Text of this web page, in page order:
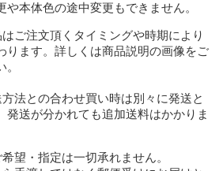
や本体色の途中変更もできません。
ご注文頂くタイミングや時期により
ります。詳しくは商品説明の画像をご
法との合わせ買い時は別々に発送と
発送が分かれても追加送料はかかりま
望・指定は一切承れません。